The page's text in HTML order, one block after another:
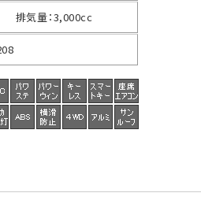
排気量：3,000cc